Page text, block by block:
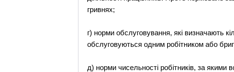
гривнях;
г) норми обслуговування, які визначають
обслуговуються одним робітником або
д) норми чисельності робітників, за якими